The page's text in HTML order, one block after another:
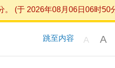
(于 2026年08月06日06时50
跳至内容 A A